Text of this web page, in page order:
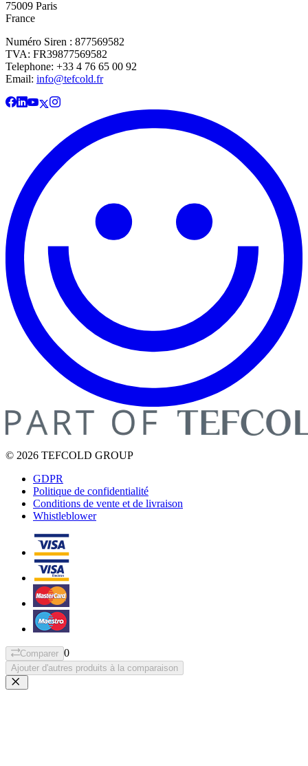
75009 Paris
France
Numéro Siren : 877569582
TVA: FR39877569582
Telephone: +33 4 76 65 00 92
Email: info@tefcold.fr
© 2026 TEFCOLD GROUP
GDPR
Politique de confidentialité
Conditions de vente et de livraison
Whistleblower
Comparer 0
Ajouter d'autres produits à la comparaison